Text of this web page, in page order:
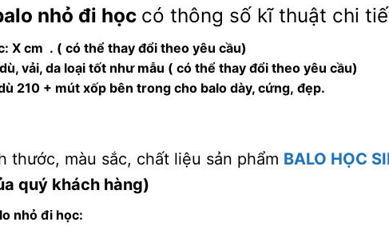
nhỏ đi học có thông số kĩ thuật chi
X cm . ( có thể thay đổi theo yêu cầu)
dù, vải, da loại tốt như mẫu ( có thể thay đổi theo yêu cầu)
210 + mút xốp bên trong cho balo dày, cứng, đẹp.
thước, màu sắc, chất liệu sản phẩm BALO HỌC
quý khách hàng)
nhỏ đi học: